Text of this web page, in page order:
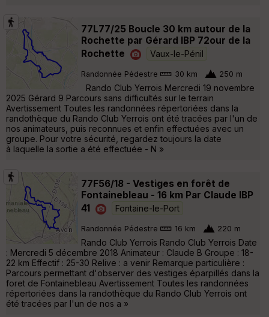
77L77/25 Boucle 30 km autour de la
Rochette par Gérard IBP 72our de la
Rochette
Vaux-le-Pénil
Randonnée Pédestre 30 km 250 m
Rando Club Yerrois Mercredi 19 novembre
2025 Gérard 9 Parcours sans difficultés sur le terrain
Avertissement Toutes les randonnées répertoriées dans la
randothèque du Rando Club Yerrois ont été tracées par l'un de
nos animateurs, puis reconnues et enfin effectuées avec un
groupe. Pour votre sécurité, regardez toujours la date
à laquelle la sortie a été effectuée - N »
77F56/18 - Vestiges en forêt de
Fontainebleau - 16 km Par Claude IBP
41
Fontaine-le-Port
Randonnée Pédestre 16 km 220 m
Rando Club Yerrois Rando Club Yerrois Date
: Mercredi 5 décembre 2018 Animateur : Claude B Groupe : 18-
22 km Effectif : 25-30 Relive : a venir Remarque particulière :
Parcours permettant d'observer des vestiges éparpillés dans la
foret de Fontainebleau Avertissement Toutes les randonnées
répertoriées dans la randothèque du Rando Club Yerrois ont
été tracées par l'un de nos a »